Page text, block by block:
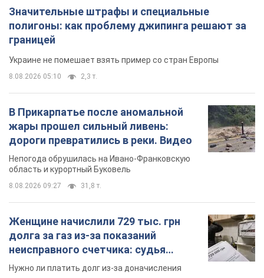
Непогода обрушилась на Ивано-Франковскую
область и курортный Буковель
31,8 т.
Женщине начислили 729 тыс. грн
долга за газ из-за показаний
неисправного счетчика: судья
вынес неожиданное решение
Нужно ли платить долг из-за доначисления
9 годин тому 31,3 т.